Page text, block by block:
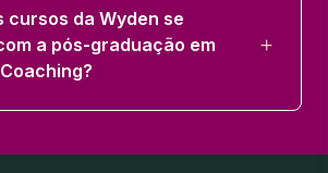
cursos da Wyden se
a pós-graduação em